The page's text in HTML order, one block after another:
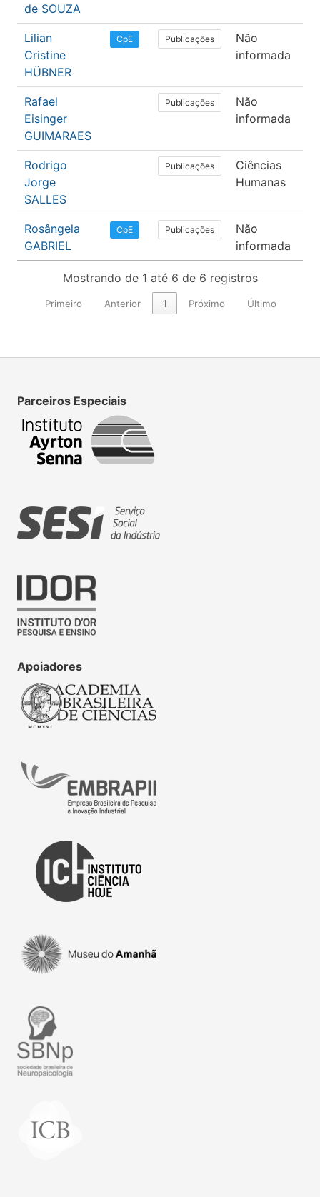
de SOUZA
Lilian
Cristine
HÜBNER
CpE Publicações
Não
informada
Rafael
Eisinger
GUIMARAES
Publicações
Não
informada
Rodrigo
Jorge
SALLES
Publicações
Ciências
Humanas
Rosângela
GABRIEL
CpE Publicações
Não
informada
Mostrando de 1 até 6 de 6 registros
Primeiro Anterior 1 Próximo Último
Parceiros Especiais
Apoiadores